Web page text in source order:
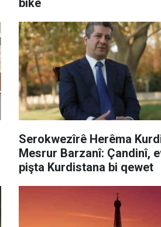
bike
Serokwezîrê Herêma
Mesrur Barzanî: Çandinî,
pişta Kurdistana bi qewet